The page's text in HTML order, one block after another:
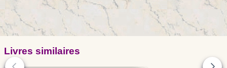
Livres similaires